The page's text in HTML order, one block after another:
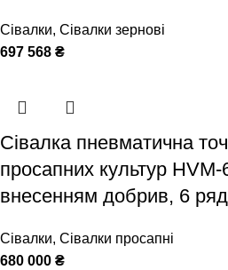
Сівалки, Сівалки зернові
697 568 ₴
Сівалка пневматична
просапних культур
внесенням добрив, 6
Сівалки, Сівалки просапні
680 000 ₴